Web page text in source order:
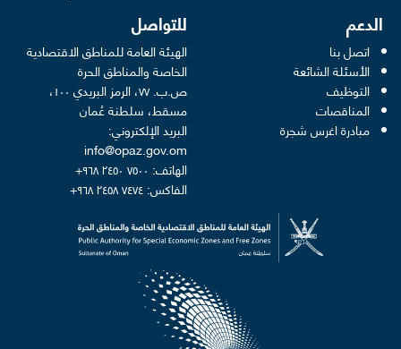
الدعم
اتصل بنا
الأسئلة الشائعة
التوظيف
المناقصات
مبادرة اغرس شجرة
للتواصل
الهيئة العامة للمناطق الاقتصادية
الخاصة والمناطق الحرة
ص.ب. ٧٧، الرمز البريدي ١٠٠،
مسقط، سلطنة عُمان
البريد الإلكتروني:
info@opaz.gov.om
الهاتف: ٧٥٠٠ ٢٤٥٠ ٩٦٨+
الفاكس: ٧٤٧٤ ٢٤٥٨ ٩٦٨+